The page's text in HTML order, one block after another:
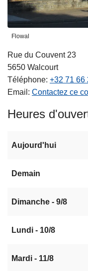
Flowal
Rue du Couvent 23
5650 Walcourt
Téléphone +32 71 66
Email
Contactez ce
Heures
Aujourd'hui
Demain
Dimanche - 9/8
Lundi - 10/8
Mardi - 11/8